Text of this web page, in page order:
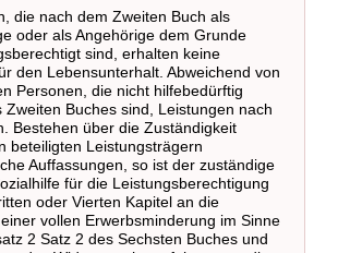
nach dem Zweiten Buch als
oder als Angehörige dem Grunde
sind, erhalten keine
den Lebensunterhalt. Abweichend von
Personen, die nicht hilfebedürftig
Zweiten Buches sind, Leistungen nach
Bestehen über die Zuständigkeit
beteiligten Leistungsträgern
Auffassungen, so ist der zuständige
für die Leistungsberechtigung
oder Vierten Kapitel an die
vollen Erwerbsminderung im Sinne
2 Satz 2 des Sechsten Buches und